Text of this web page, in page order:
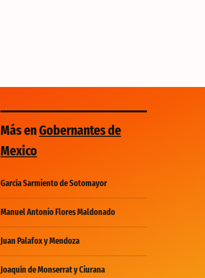
Más enGobernantes de
Mexico
García Sarmiento de Sotomayor
Manuel Antonio Flores Maldonado
Juan Palafox y Mendoza
Joaquín de Monserrat y Ciurana